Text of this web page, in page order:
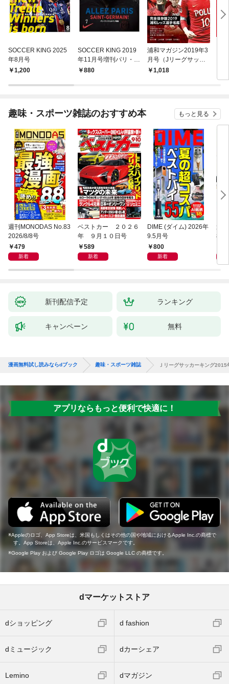
SOCCER KING 2025
年8月号
1,200
SOCCER KING 2019
年11月号増刊パリ・サ
ンジェルマン特集
880
浦和マガジン2019年3
月号（Jリーグサッカ
ーキング2019年3月号
1,018
趣味・スポーツ雑誌のおすすめ本 もっと見る
週刊MONODAS No.83
2026/8/8号
479
新着
ベストカー ２０２６
年 ９月１０日号
589
新着
DIME (ダイム) 2026年
9.5月号
800
新着
週
8/
新刊配信予定 ランキング
キャンペーン 無料
漫画無料試し読みならdブック 趣味・スポーツ雑誌 Ｊリーグサッカーキング2015
アプリならもっと便利で快適に！
Appleのロゴ、App Storeは、米国もしくはその他の国や地域におけるApple Inc.の商標で
す。App Storeは、Apple Inc.のサービスマークです。
Google Play および Google Play ロゴは Google LLC の商標です。
dマーケットストア
dショッピング d fashion
dミュージック dカーシェア
Lemino dマガジン